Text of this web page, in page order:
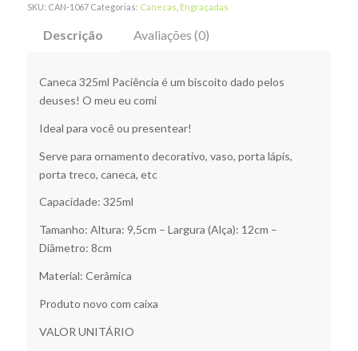
SKU: CAN-1067 Categorias: Canecas Engraçadas
Descrição Avaliações (0)
Caneca 325ml Paciência é um biscoito dado pelos
deuses! O meu eu comi
Ideal para você ou presentear!
Serve para ornamento decorativo, vaso, porta lápis,
porta treco, caneca, etc
Capacidade: 325ml
Tamanho: Altura: 9,5cm – Largura (Alça): 12cm –
Diâmetro: 8cm
Material: Cerâmica
Produto novo com caixa
VALOR UNITÁRIO